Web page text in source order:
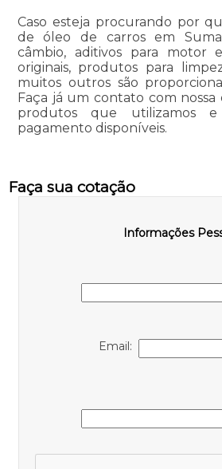
Caso esteja procurando por
de óleo de carros em
câmbio, aditivos para motor
originais, produtos para
muitos outros são
Faça já um contato com nossa
produtos que utilizamos
pagamento disponíveis.
Faça sua cotação
Informações
Email: